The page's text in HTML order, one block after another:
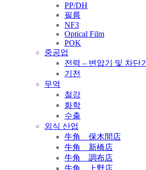
PP/DH
필름
NF3
Optical Film
POK
중공업
전력 – 변압기 및 차단기
기전
무역
철강
화학
수출
외식 산업
牛角 保木間店
牛角 新橋店
牛角 調布店
牛角 上野店